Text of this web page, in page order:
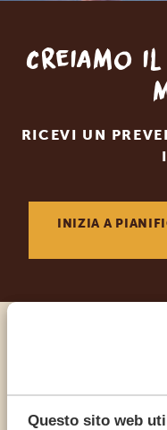
Questo sito web
Creiamo
RICEVI UN
INIZIA A